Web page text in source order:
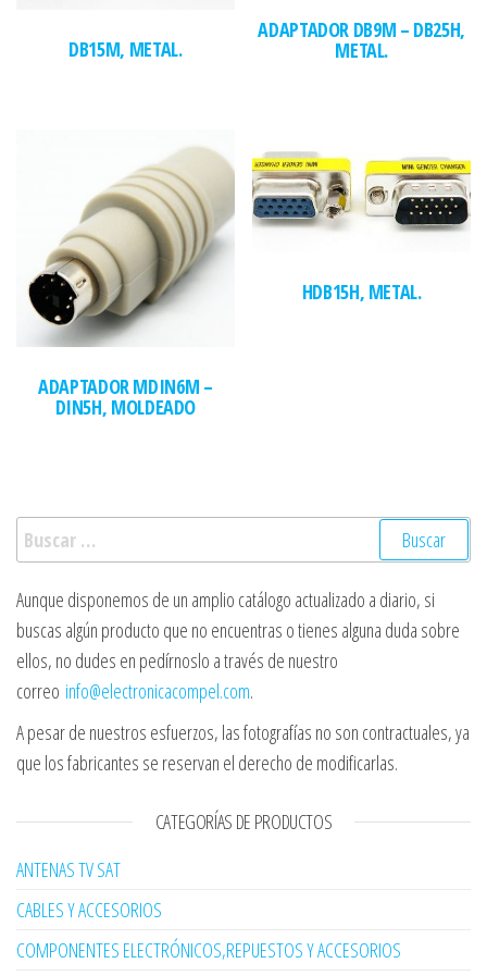
DB15M, METAL.
ADAPTADOR DB9M – DB25H,
METAL.
ADAPTADOR MDIN6M –
DIN5H, MOLDEADO
HDB15H, METAL.
Buscar:
Aunque disponemos de un amplio catálogo actualizado a diario, si
buscas algún producto que no encuentras o tienes alguna duda sobre
ellos, no dudes en pedírnoslo a través de nuestro
correo info@electronicacompel.com.
A pesar de nuestros esfuerzos, las fotografías no son contractuales, ya
que los fabricantes se reservan el derecho de modificarlas.
CATEGORÍAS DE PRODUCTOS
ANTENAS TV SAT
CABLES Y ACCESORIOS
COMPONENTES ELECTRÓNICOS,REPUESTOS Y ACCESORIOS